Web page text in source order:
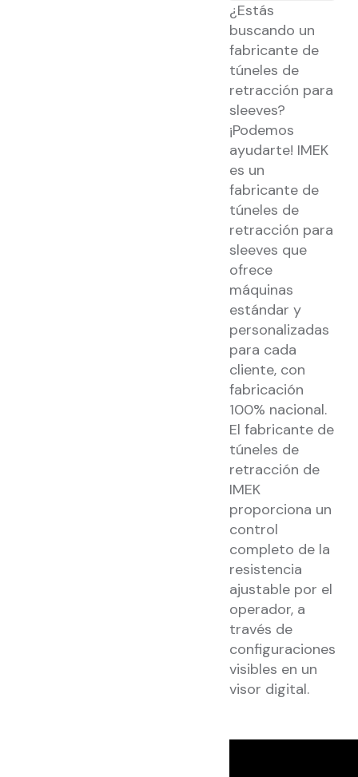
¿Estás
buscando un
fabricante de
túneles de
retracción para
sleeves?
¡Podemos
ayudarte! IMEK
es un
fabricante de
túneles de
retracción para
sleeves que
ofrece
máquinas
estándar y
personalizadas
para cada
cliente, con
fabricación
100% nacional.
El fabricante de
túneles de
retracción de
IMEK
proporciona un
control
completo de la
resistencia
ajustable por el
operador, a
través de
configuraciones
visibles en un
visor digital.